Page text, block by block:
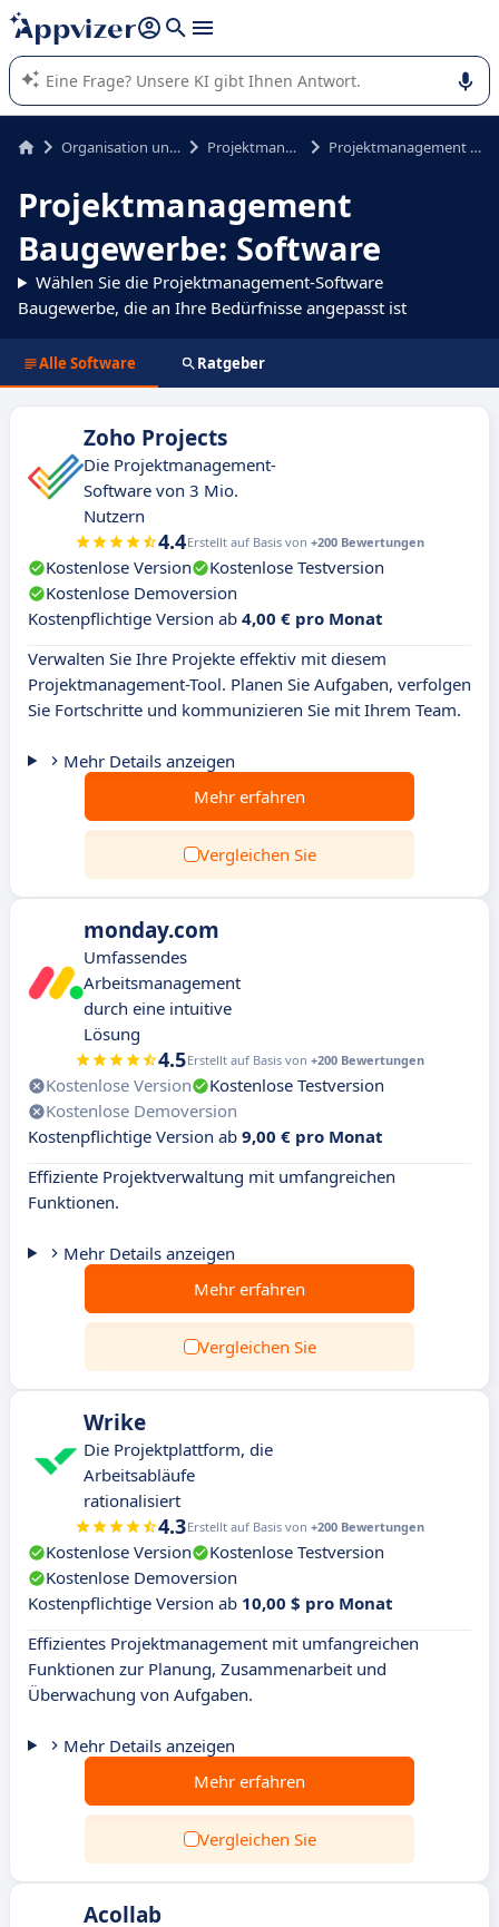
beantworten (mehrere Zeilen mit
Die KI von Appvizer führt Sie bei der Nutzung oder Auswahl
von SaaS-Software in Unternehmen.
Organisation und Planung Projektmanagement Projektmanagement Baugewerbe
Projektmanagement
Baugewerbe: Software
Wählen Sie die Projektmanagement-Software
Baugewerbe, die an Ihre Bedürfnisse angepasst ist
Alle Software Ratgeber
Zoho Projects
Die Projektmanagement-
Software von 3 Mio.
Nutzern
4.4Erstellt auf Basis von +200 Bewertungen
Kostenlose Version
Kostenlose Testversion
Kostenlose Demoversion
Kostenpflichtige Version ab 4,00 € pro Monat
Verwalten Sie Ihre Projekte effektiv mit diesem
Projektmanagement-Tool. Planen Sie Aufgaben, verfolgen
Sie Fortschritte und kommunizieren Sie mit Ihrem Team.
Mehr Details anzeigen
Mehr erfahren
Vergleichen Sie
monday.com
Umfassendes
Arbeitsmanagement
durch eine intuitive
Lösung
4.5Erstellt auf Basis von +200 Bewertungen
Kostenlose Version
Kostenlose Testversion
Kostenlose Demoversion
Kostenpflichtige Version ab 9,00 € pro Monat
Effiziente Projektverwaltung mit umfangreichen
Funktionen.
Mehr Details anzeigen
Mehr erfahren
Vergleichen Sie
Wrike
Die Projektplattform, die
Arbeitsabläufe
rationalisiert
4.3Erstellt auf Basis von +200 Bewertungen
Kostenlose Version
Kostenlose Testversion
Kostenlose Demoversion
Kostenpflichtige Version ab 10,00 $ pro Monat
Effizientes Projektmanagement mit umfangreichen
Funktionen zur Planung, Zusammenarbeit und
Überwachung von Aufgaben.
Mehr Details anzeigen
Mehr erfahren
Vergleichen Sie
Acollab